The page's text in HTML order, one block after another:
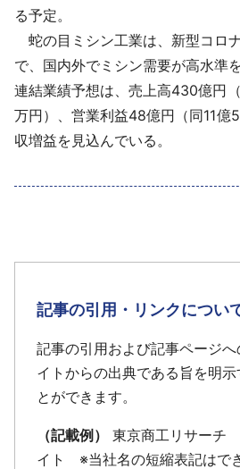
る予定。
蛇の目ミシン工業は、新型コロ
で、国内外でミシン需要が高水準
連結業績予想は、売上高430億円
万円）、営業利益48億円（同11億
収増益を見込んでいる。
記事の引用・リンクについ
記事の引用および記事ページ
イトからの出典である旨を明
とができます。
（記載例）
東京商工リサーチ
イト ※当社名の短縮表記はで